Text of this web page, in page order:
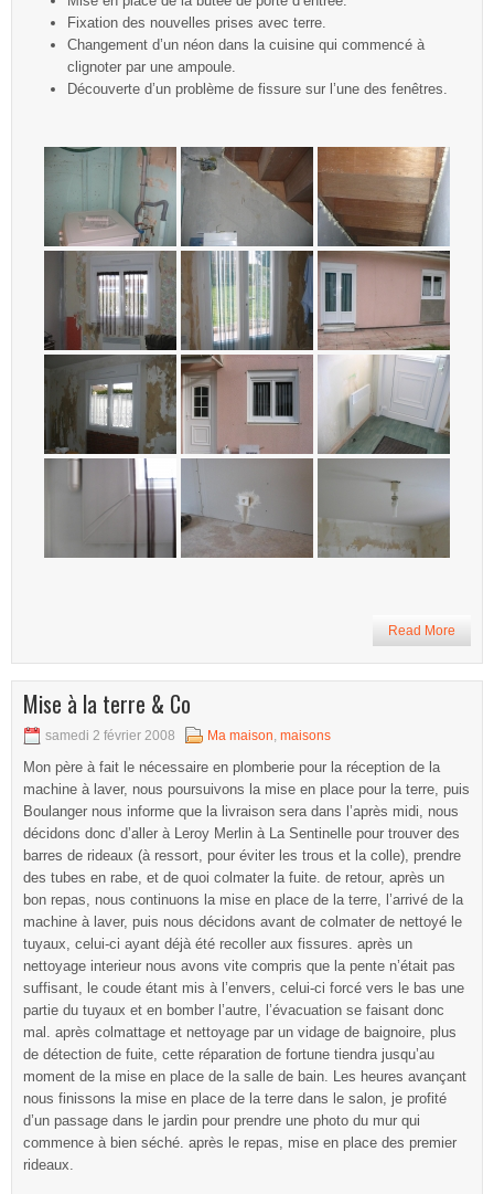
Fixation des nouvelles prises avec terre.
Changement d’un néon dans la cuisine qui commencé à
clignoter par une ampoule.
Découverte d’un problème de fissure sur l’une des fenêtres.
Read More
Mise à la terre & Co
samedi 2 février 2008 Ma maison, maisons
Mon père à fait le nécessaire en plomberie pour la réception de la
machine à laver, nous poursuivons la mise en place pour la terre, puis
Boulanger nous informe que la livraison sera dans l’après midi, nous
décidons donc d’aller à Leroy Merlin à La Sentinelle pour trouver des
barres de rideaux (à ressort, pour éviter les trous et la colle), prendre
des tubes en rabe, et de quoi colmater la fuite. de retour, après un
bon repas, nous continuons la mise en place de la terre, l’arrivé de la
machine à laver, puis nous décidons avant de colmater de nettoyé le
tuyaux, celui-ci ayant déjà été recoller aux fissures. après un
nettoyage interieur nous avons vite compris que la pente n’était pas
suffisant, le coude étant mis à l’envers, celui-ci forcé vers le bas une
partie du tuyaux et en bomber l’autre, l’évacuation se faisant donc
mal. après colmattage et nettoyage par un vidage de baignoire, plus
de détection de fuite, cette réparation de fortune tiendra jusqu’au
moment de la mise en place de la salle de bain. Les heures avançant
nous finissons la mise en place de la terre dans le salon, je profité
d’un passage dans le jardin pour prendre une photo du mur qui
commence à bien séché. après le repas, mise en place des premier
rideaux.